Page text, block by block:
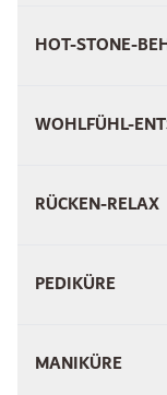
HOT-STONE-
WOHLFÜHL-
RÜCKEN-RELAX
PEDIKÜRE
MANIKÜRE